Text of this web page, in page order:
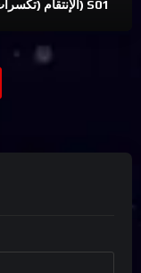
الإنتقام (تكسرات الروح) S01